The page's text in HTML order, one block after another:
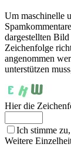
Um maschinelle
dargestellten
Zeichenfolge
angenommen
unterstützen
Hier die
Ich stimme
Weitere